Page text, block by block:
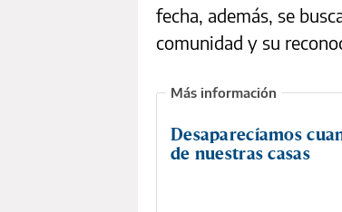
fecha, además, se
comunidad y su
Desaparecíamos
de nuestras casas